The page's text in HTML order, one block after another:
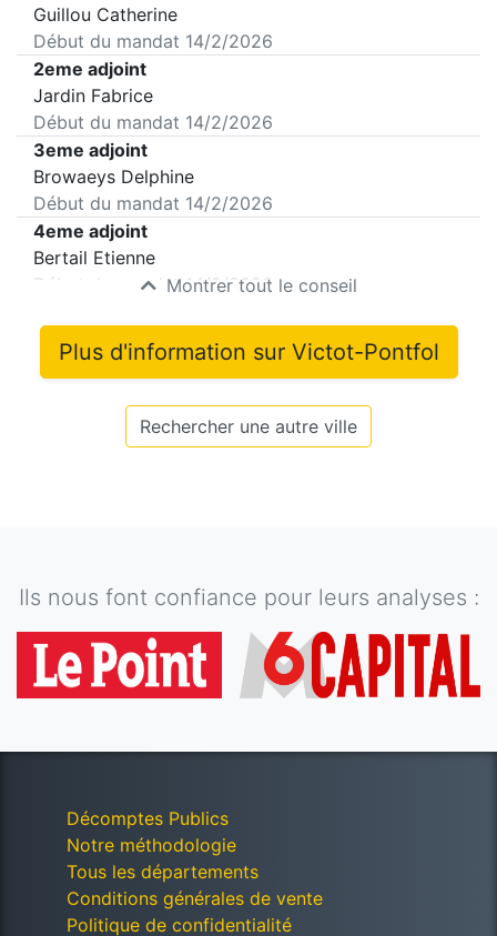
Guillou Catherine
Début du mandat 14/2/2026
2eme adjoint
Jardin Fabrice
Début du mandat 14/2/2026
3eme adjoint
Browaeys Delphine
Début du mandat 14/2/2026
4eme adjoint
Bertail Etienne
Début du mandat14/2/2026
Montrer tout le conseil
Plus d'information sur Victot-Pontfol
Rechercher une autre ville
Ils nous font confiance pour leurs analyses :
Décomptes Publics
Notre méthodologie
Tous les départements
Conditions générales de vente
Politique de confidentialité